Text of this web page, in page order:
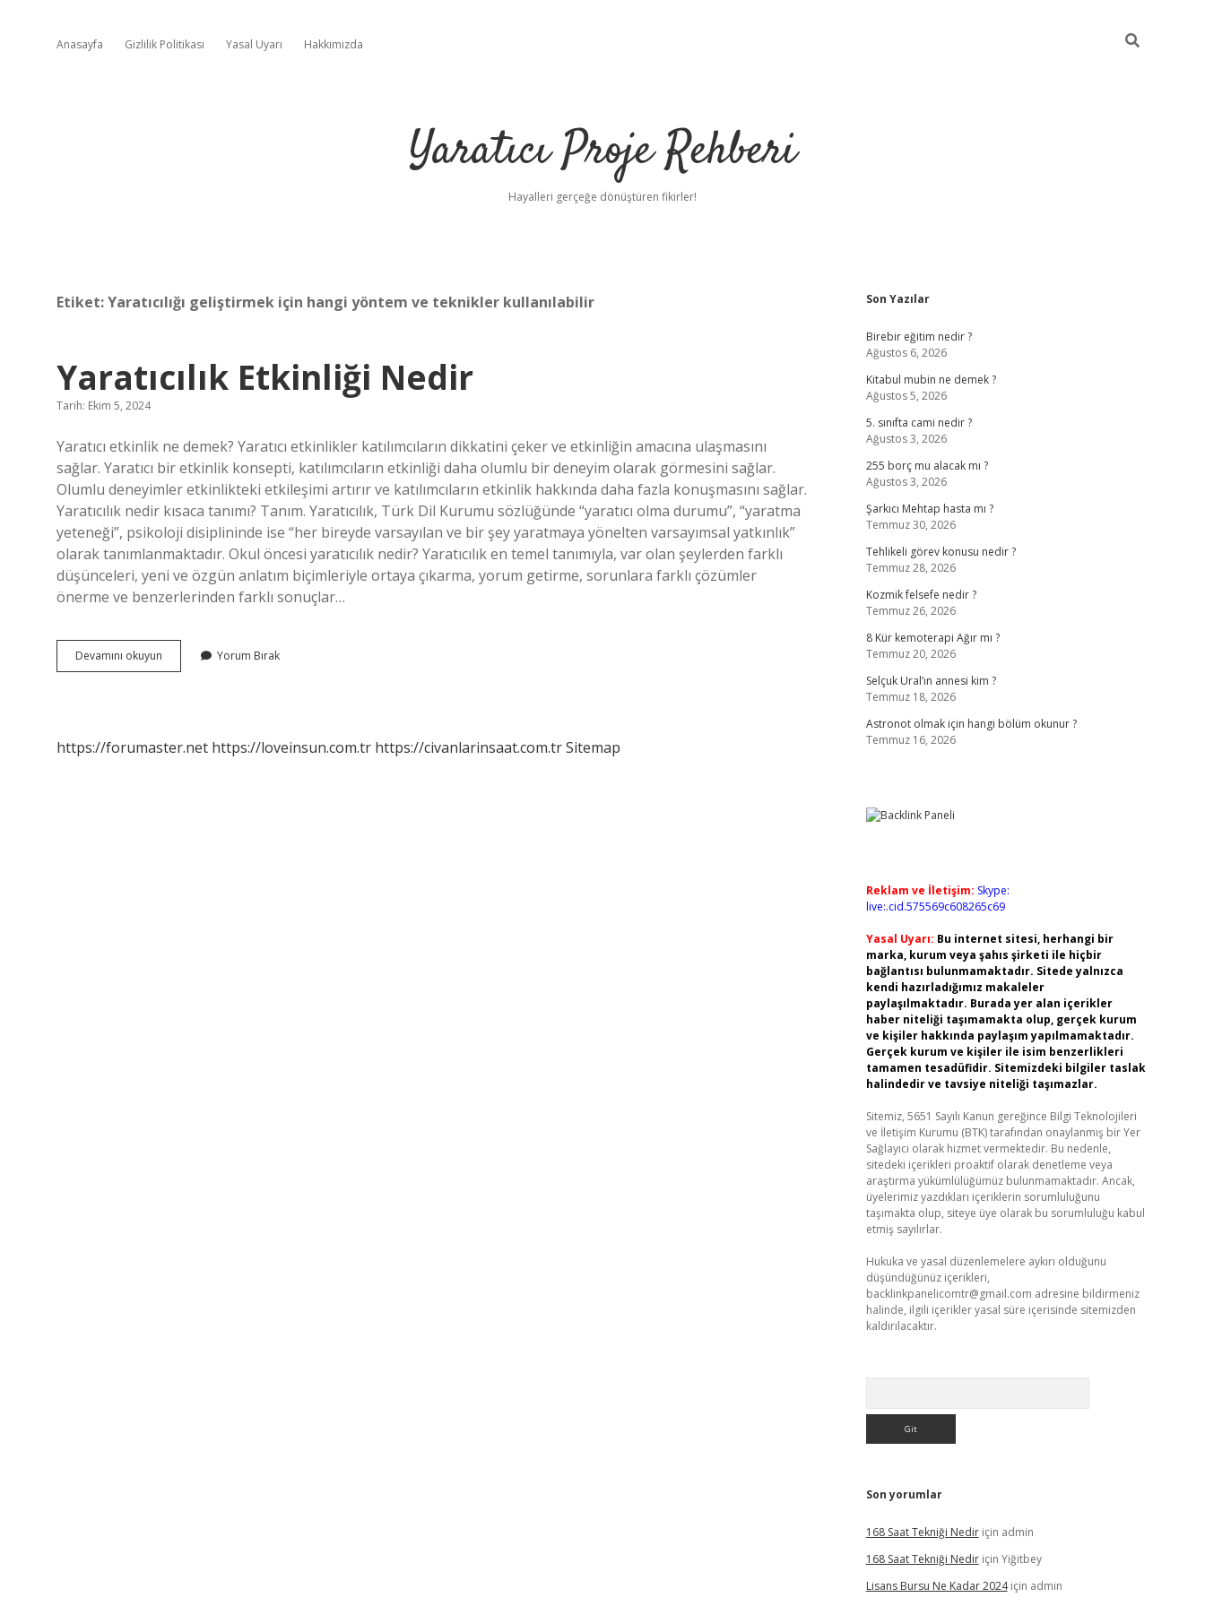
Anasayfa Gizlilik Politikası Yasal Uyarı Hakkımızda
Yaratıcı Proje Rehberi
Hayalleri gerçeğe dönüştüren fikirler!
Etiket:Yaratıcılığı geliştirmek için hangi yöntem ve teknikler kullanılabilir
Yaratıcılık Etkinliği Nedir
Tarih: Ekim 5, 2024
Yaratıcı etkinlik ne demek? Yaratıcı etkinlikler katılımcıların dikkatini çeker ve etkinliğin amacına ulaşmasını
sağlar. Yaratıcı bir etkinlik konsepti, katılımcıların etkinliği daha olumlu bir deneyim olarak görmesini sağlar.
Olumlu deneyimler etkinlikteki etkileşimi artırır ve katılımcıların etkinlik hakkında daha fazla konuşmasını sağlar.
Yaratıcılık nedir kısaca tanımı? Tanım. Yaratıcılık, Türk Dil Kurumu sözlüğünde “yaratıcı olma durumu”, “yaratma
yeteneği”, psikoloji disiplininde ise “her bireyde varsayılan ve bir şey yaratmaya yönelten varsayımsal yatkınlık”
olarak tanımlanmaktadır. Okul öncesi yaratıcılık nedir? Yaratıcılık en temel tanımıyla, var olan şeylerden farklı
düşünceleri, yeni ve özgün anlatım biçimleriyle ortaya çıkarma, yorum getirme, sorunlara farklı çözümler
önerme ve benzerlerinden farklı sonuçlar…
Devamını okuyun Yaratıcılık
Etkinliği
Yorum Bırak
https://forumaster.net https://loveinsun.com.tr https://civanlarinsaat.com.trSitemap
Sidebar
Son Yazılar
Birebir eğitim nedir ?
Ağustos 6, 2026
Kitabul mubin ne demek ?
Ağustos 5, 2026
5. sınıfta cami nedir ?
Ağustos 3, 2026
255 borç mu alacak mı ?
Ağustos 3, 2026
Şarkıcı Mehtap hasta mı ?
Temmuz 30, 2026
Tehlikeli görev konusu nedir ?
Temmuz 28, 2026
Kozmik felsefe nedir ?
Temmuz 26, 2026
8 Kür kemoterapi Ağır mı ?
Temmuz 20, 2026
Selçuk Ural’ın annesi kim ?
Temmuz 18, 2026
Astronot olmak için hangi bölüm okunur ?
Temmuz 16, 2026
Reklam ve İletişim: Skype:
live:.cid.575569c608265c69
Yasal Uyarı: Bu internet sitesi, herhangi bir
marka, kurum veya şahıs şirketi ile hiçbir
bağlantısı bulunmamaktadır. Sitede yalnızca
kendi hazırladığımız makaleler
paylaşılmaktadır. Burada yer alan içerikler
haber niteliği taşımamakta olup, gerçek kurum
ve kişiler hakkında paylaşım yapılmamaktadır.
Gerçek kurum ve kişiler ile isim benzerlikleri
tamamen tesadüfidir. Sitemizdeki bilgiler taslak
halindedir ve tavsiye niteliği taşımazlar.
Sitemiz, 5651 Sayılı Kanun gereğince Bilgi Teknolojileri
ve İletişim Kurumu (BTK) tarafından onaylanmış bir Yer
Sağlayıcı olarak hizmet vermektedir. Bu nedenle,
sitedeki içerikleri proaktif olarak denetleme veya
araştırma yükümlülüğümüz bulunmamaktadır. Ancak,
üyelerimiz yazdıkları içeriklerin sorumluluğunu
taşımakta olup, siteye üye olarak bu sorumluluğu kabul
etmiş sayılırlar.
Hukuka ve yasal düzenlemelere aykırı olduğunu
düşündüğünüz içerikleri,
backlinkpanelicomtr@gmail.com adresine bildirmeniz
halinde, ilgili içerikler yasal süre içerisinde sitemizden
kaldırılacaktır.
Son yorumlar
168 Saat Tekniği Nediriçin admin
168 Saat Tekniği Nediriçin Yiğitbey
Lisans Bursu Ne Kadar 2024için admin
https://betci.co/